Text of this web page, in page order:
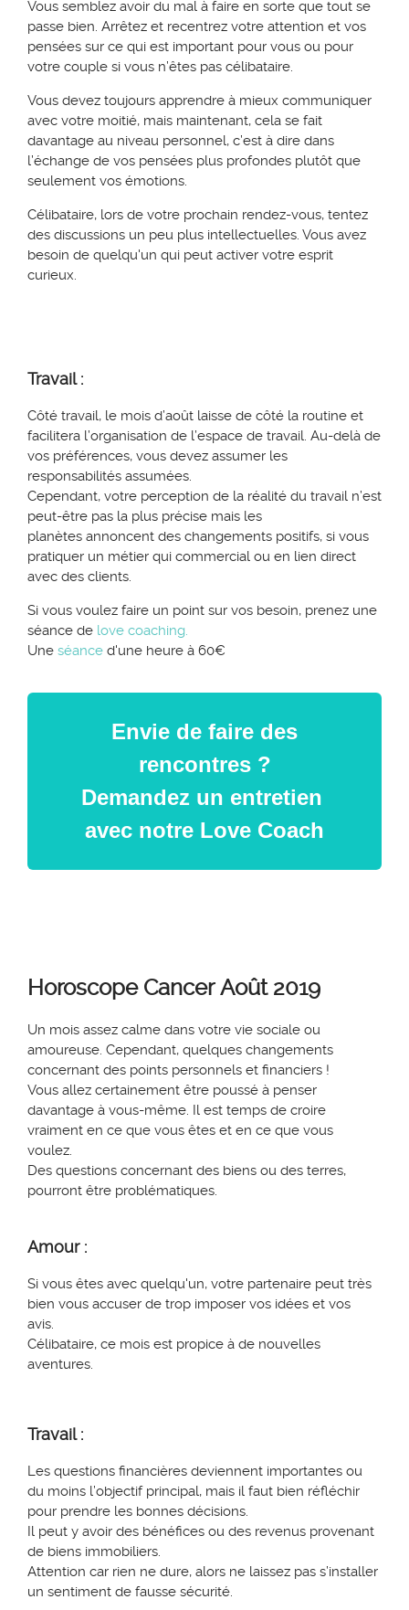
Vous semblez avoir du mal à faire en sorte que tout se
passe bien. Arrêtez et recentrez votre attention et vos
pensées sur ce qui est important pour vous ou pour
votre couple si vous n’êtes pas célibataire.
Vous devez toujours apprendre à mieux communiquer
avec votre moitié, mais maintenant, cela se fait
davantage au niveau personnel, c’est à dire dans
l’échange de vos pensées plus profondes plutôt que
seulement vos émotions.
Célibataire, lors de votre prochain rendez-vous, tentez
des discussions un peu plus intellectuelles. Vous avez
besoin de quelqu'un qui peut activer votre esprit
curieux.
Travail :
Côté travail, le mois d’août laisse de côté la routine et
facilitera l’organisation de l’espace de travail. Au-delà de
vos préférences, vous devez assumer les
responsabilités assumées.
Cependant, votre perception de la réalité du travail n’est
peut-être pas la plus précise mais les
planètes annoncent des changements positifs, si vous
pratiquer un métier qui commercial ou en lien direct
avec des clients.
Si vous voulez faire un point sur vos besoin, prenez une
séance de love coaching.
Une séance d'une heure à 60€
Envie de faire des
rencontres ?
Demandez un entretien
avec notre Love Coach
Horoscope CancerAoût 2019
Un mois assez calme dans votre vie sociale ou
amoureuse. Cependant, quelques changements
concernant des points personnels et financiers !
Vous allez certainement être poussé à penser
davantage à vous-même. Il est temps de croire
vraiment en ce que vous êtes et en ce que vous
voulez.
Des questions concernant des biens ou des terres,
pourront être problématiques.
Amour :
Si vous êtes avec quelqu'un, votre partenaire peut très
bien vous accuser de trop imposer vos idées et vos
avis.
Célibataire, ce mois est propice à de nouvelles
aventures.
Travail :
Les questions financières deviennent importantes ou
du moins l’objectif principal, mais il faut bien réfléchir
pour prendre les bonnes décisions.
Il peut y avoir des bénéfices ou des revenus provenant
de biens immobiliers.
Attention car rien ne dure, alors ne laissez pas s’installer
un sentiment de fausse sécurité.